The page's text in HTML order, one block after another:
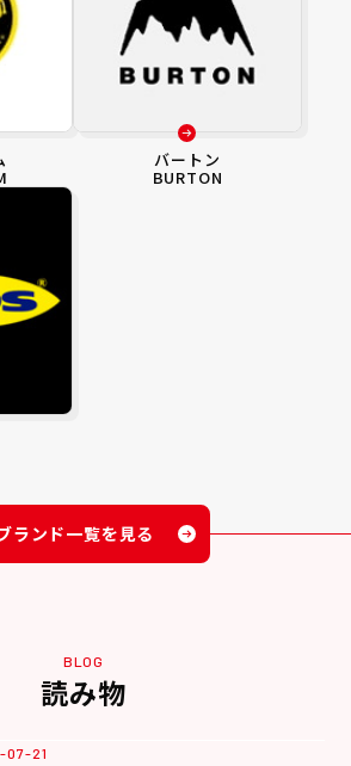
バートン
BURTON
ランド一覧を見る
BLOG
読み物
07-21